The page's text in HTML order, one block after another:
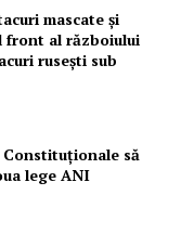
mascate și
front al războiului
rusești sub
să
lege ANI